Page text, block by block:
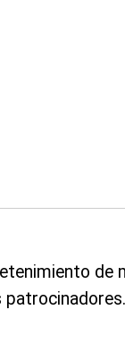
de
patrocinadores.